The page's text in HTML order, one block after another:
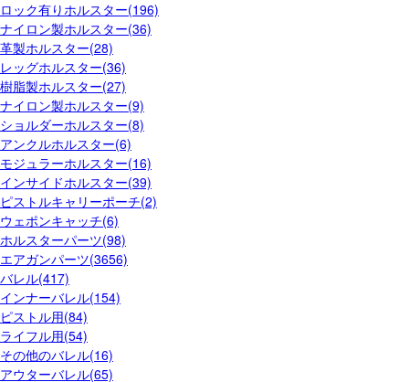
ロック有りホルスター(196)
ナイロン製ホルスター(36)
革製ホルスター(28)
レッグホルスター(36)
樹脂製ホルスター(27)
ナイロン製ホルスター(9)
ショルダーホルスター(8)
アンクルホルスター(6)
モジュラーホルスター(16)
インサイドホルスター(39)
ピストルキャリーポーチ(2)
ウェポンキャッチ(6)
ホルスターパーツ(98)
エアガンパーツ(3656)
バレル(417)
インナーバレル(154)
ピストル用(84)
ライフル用(54)
その他のバレル(16)
アウターバレル(65)